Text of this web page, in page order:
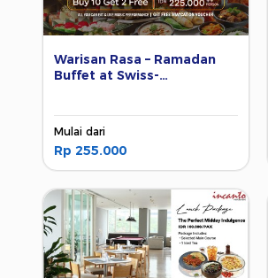
Warisan Rasa – Ramadan
Buffet at Swiss-
Mulai dari
Rp 255.000